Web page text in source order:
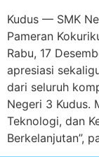
Kudus — SMK
Pameran
Rabu, 17
apresiasi
dari seluruh
Negeri 3 Kudus.
Teknologi, dan
Berkelanjutan”,